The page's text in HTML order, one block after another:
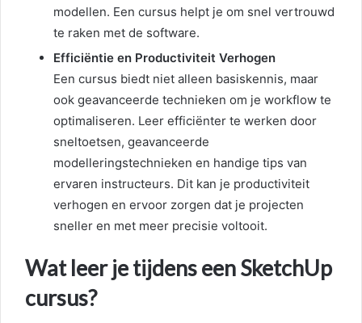
modellen. Een cursus helpt je om snel vertrouwd
te raken met de software.
Efficiëntie en Productiviteit Verhogen
Een cursus biedt niet alleen basiskennis, maar
ook geavanceerde technieken om je workflow te
optimaliseren. Leer efficiënter te werken door
sneltoetsen, geavanceerde
modelleringstechnieken en handige tips van
ervaren instructeurs. Dit kan je productiviteit
verhogen en ervoor zorgen dat je projecten
sneller en met meer precisie voltooit.
Wat leer je tijdens een SketchUp
cursus?